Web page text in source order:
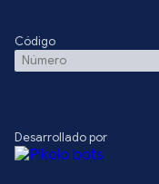
Código
Desarrollado por